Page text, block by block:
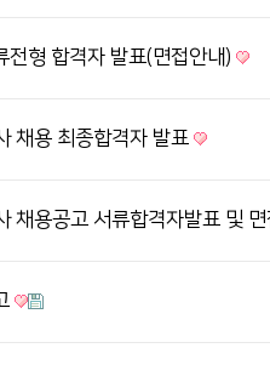
전형 합격자 발표(면접안내)
채용 최종합격자 발표
채용공고 서류합격자발표 및 면